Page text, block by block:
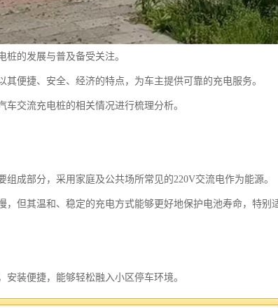
的发展与普及备受关注。
便捷、安全、经济的特点，为车主提供可靠的充电服务。
交流充电桩的相关情况进行梳理分析。
成部分，采用家庭及公共场所常见的220V交流电作为能源。
，但其温和、稳定的充电方式能够更好地保护电池寿命，特别
装便捷，能够轻松融入小区停车环境。
车辆需求，调节输出功率，确保充电过程安全可靠。